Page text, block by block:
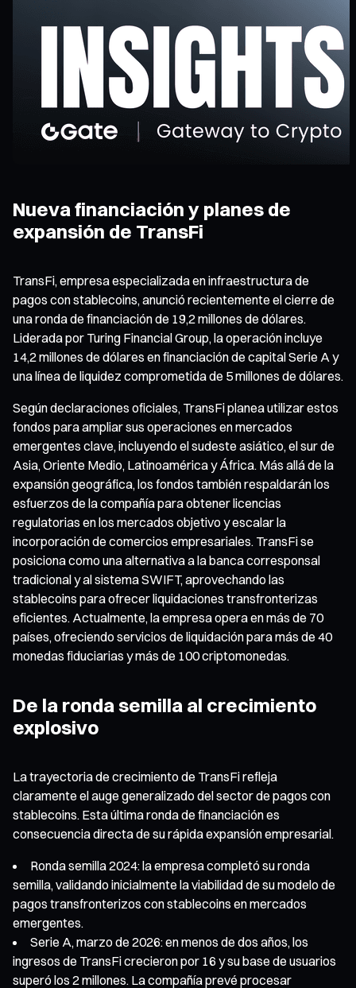
Nueva financiación y planes de
expansión de TransFi
TransFi, empresa especializada en infraestructura de
pagos con stablecoins, anunció recientemente el cierre de
una ronda de financiación de 19,2 millones de dólares.
Liderada por Turing Financial Group, la operación incluye
14,2 millones de dólares en financiación de capital Serie A y
una línea de liquidez comprometida de 5 millones de dólares.
Según declaraciones oficiales, TransFi planea utilizar estos
fondos para ampliar sus operaciones en mercados
emergentes clave, incluyendo el sudeste asiático, el sur de
Asia, Oriente Medio, Latinoamérica y África. Más allá de la
expansión geográfica, los fondos también respaldarán los
esfuerzos de la compañía para obtener licencias
regulatorias en los mercados objetivo y escalar la
incorporación de comercios empresariales. TransFi se
posiciona como una alternativa a la banca corresponsal
tradicional y al sistema SWIFT, aprovechando las
stablecoins para ofrecer liquidaciones transfronterizas
eficientes. Actualmente, la empresa opera en más de 70
países, ofreciendo servicios de liquidación para más de 40
monedas fiduciarias y más de 100 criptomonedas.
De la ronda semilla al crecimiento
explosivo
La trayectoria de crecimiento de TransFi refleja
claramente el auge generalizado del sector de pagos con
stablecoins. Esta última ronda de financiación es
consecuencia directa de su rápida expansión empresarial.
Ronda semilla 2024: la empresa completó su ronda
semilla, validando inicialmente la viabilidad de su modelo de
pagos transfronterizos con stablecoins en mercados
emergentes.
Serie A, marzo de 2026: en menos de dos años, los
ingresos de TransFi crecieron por 16 y su base de usuarios
superó los 2 millones. La compañía prevé procesar